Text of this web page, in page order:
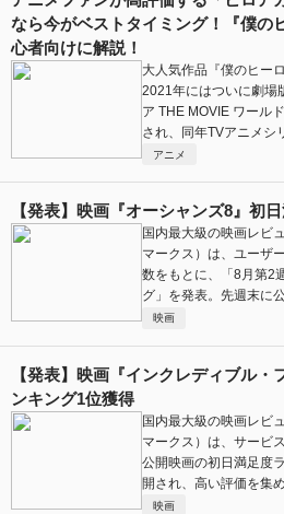
なら今がベストタイミング！『僕の
心者向けに解説！
大人気作品『僕のヒー
2021年にはついに劇場
ア THE MOVIE ワール
され、同年TVアニメシ
アニメ
【発表】映画『オーシャンズ8』初
国内最大級の映画レビ
マークス）は、ユーザ
数をもとに、「8月第2
グ」を発表。先週末に
映画
【発表】映画『インクレディブル・
ンキング1位獲得
国内最大級の映画レビ
マークス）は、サービ
公開映画の初日満足度
開され、高い評価を集
映画